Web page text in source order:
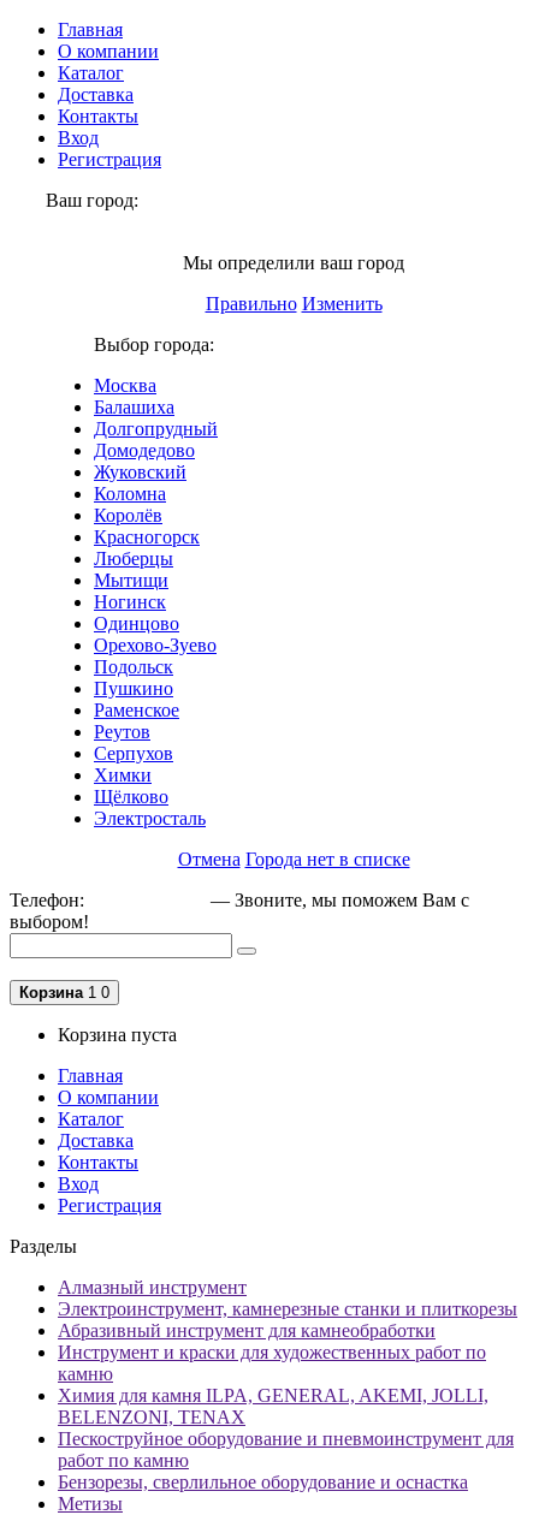
Главная
О компании
Каталог
Доставка
Контакты
Вход
Регистрация
Ваш город:
Мы определили ваш город
Правильно Изменить
Выбор города:
Москва
Балашиха
Долгопрудный
Домодедово
Жуковский
Коломна
Королёв
Красногорск
Люберцы
Мытищи
Ногинск
Одинцово
Орехово-Зуево
Подольск
Пушкино
Раменское
Реутов
Серпухов
Химки
Щёлково
Электросталь
Отмена Города нет в списке
Телефон:
— Звоните, мы поможем Вам с
выбором!
Корзина 1 0
Корзина пуста
Главная
О компании
Каталог
Доставка
Контакты
Вход
Регистрация
Разделы
Алмазный инструмент
Электроинструмент, камнерезные станки и плиткорезы
Абразивный инструмент для камнеобработки
Инструмент и краски для художественных работ по
камню
Химия для камня ILPA, GENERAL, AKEMI, JOLLI,
BELENZONI, TENAX
Пескоструйное оборудование и пневмоинструмент для
работ по камню
Бензорезы, сверлильное оборудование и оснастка
Метизы